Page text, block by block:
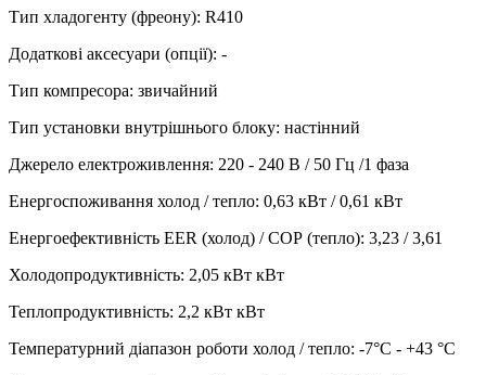
Тип хладогенту (фреону): R410
Додаткові аксесуари (опції): -
Тип компресора: звичайний
Тип установки внутрішнього блоку: настінний
Джерело електроживлення: 220 - 240 В / 50 Гц /1 фаза
Енергоспоживання холод / тепло: 0,63 кВт / 0,61 кВт
Енергоефективність EER (холод) / СОР (тепло): 3,23 / 3,61
Холодопродуктивність: 2,05 кВт кВт
Теплопродуктивність: 2,2 кВт кВт
Температурний діапазон роботи холод / тепло: -7°С - +43 °С